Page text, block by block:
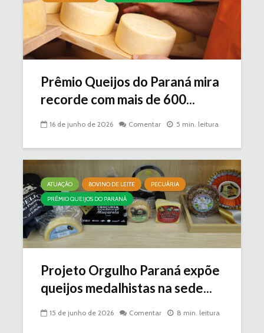
Prêmio Queijos do Paraná mira
recorde com mais de 600...
16 de junho de 2026 Comentar 5 min. leitura
ATUAÇÃO BOVINO DE LEITE
PECUÁRIA
PRÊMIO QUEIJOS DO PARANÁ
Projeto Orgulho Paraná expõe
queijos medalhistas na sede...
15 de junho de 2026 Comentar 8 min. leitura